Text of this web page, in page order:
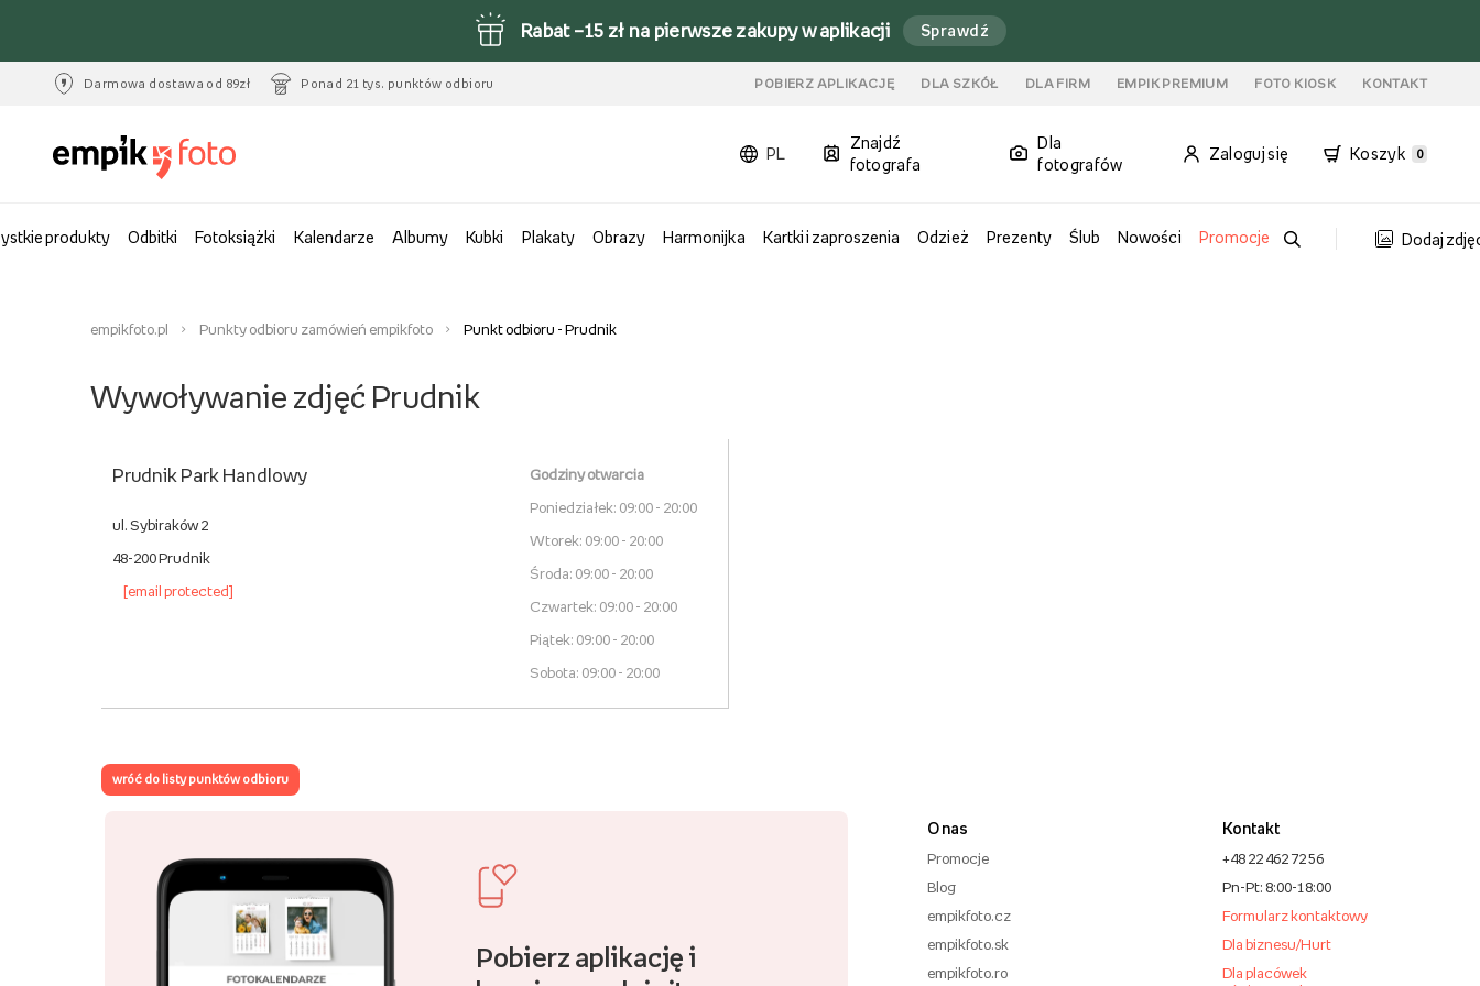
Rabat –15 zł na pierwsze zakupy w aplikacji Sprawdź
Darmowa dostawa od 89zł Ponad 21 tys. punktów odbioru POBIERZ APLIKACJĘ DLA SZKÓŁ DLA FIRM EMPIK PREMIUM FOTO KIOSK KONTAKT
PL
Znajdź
fotografa
Dla
fotografów
Zaloguj się Koszyk 0
produkty Odbitki Fotoksiążki Kalendarze Albumy Kubki Plakaty Obrazy Harmonijka Kartki i zaproszenia Odzież Prezenty Ślub Nowości Promocje Dodaj
empikfoto.pl Punkty odbioru zamówień empikfoto Punkt odbioru - Prudnik
Wywoływanie zdjęć Prudnik
Prudnik Park Handlowy
ul. Sybiraków 2
48-200 Prudnik
[email protected]
Godziny otwarcia
Poniedziałek: 09:00 - 20:00
Wtorek: 09:00 - 20:00
Środa: 09:00 - 20:00
Czwartek: 09:00 - 20:00
Piątek: 09:00 - 20:00
Sobota: 09:00 - 20:00
wróć do listy punktów odbioru
Pobierz aplikację i
O nas
Promocje
Blog
empikfoto.cz
empikfoto.sk
empikfoto.ro
Kontakt
+48 22 462 72 56
Pn-Pt: 8:00-18:00
Formularz kontaktowy
Dla biznesu/Hurt
Dla placówek